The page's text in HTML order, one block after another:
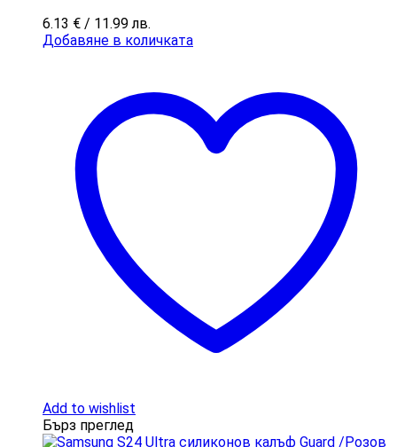
6.13 € / 11.99 лв.
Добавяне в количката
Add to wishlist
Бърз преглед